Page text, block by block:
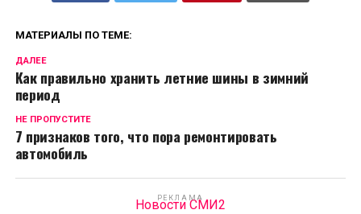
МАТЕРИАЛЫ ПО ТЕМЕ:
ДАЛЕЕ
Как правильно хранить летние шины в зимний
период
НЕ ПРОПУСТИТЕ
7 признаков того, что пора ремонтировать
автомобиль
РЕКЛАМА
Новости СМИ2